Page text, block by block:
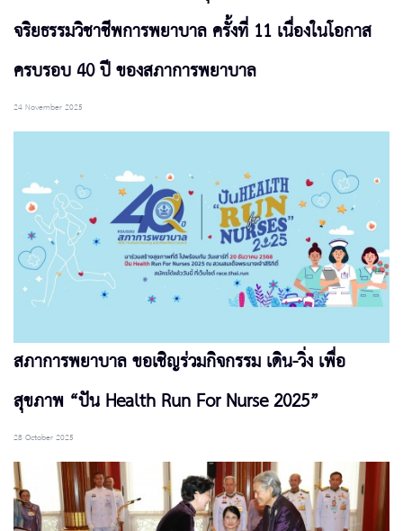
จริยธรรมวิชาชีพการพยาบาล ครั้งที่ 11 เนื่องในโอกาส
ครบรอบ 40 ปี ของสภาการพยาบาล
24 November 2025
สภาการพยาบาล ขอเชิญร่วมกิจกรรม เดิน-วิ่ง เพื่อ
สุขภาพ “ปัน Health Run For Nurse 2025”
28 October 2025